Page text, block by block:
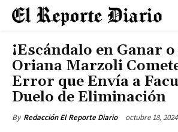
¡Escándalo en Ganar
Oriana Marzoli
Error que Envía a
Duelo de Eliminación
By Redacción El Reporte Diario octubre 18, 2024